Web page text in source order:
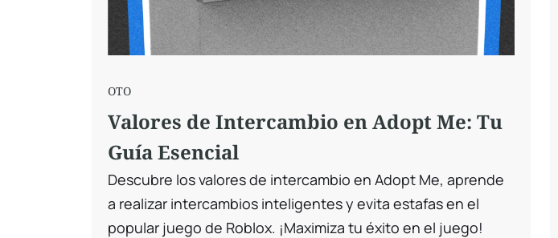
OTO
Valores de Intercambio en Adopt Me: Tu
Guía Esencial
Descubre los valores de intercambio en Adopt Me, aprende
a realizar intercambios inteligentes y evita estafas en el
popular juego de Roblox. ¡Maximiza tu éxito en el juego!